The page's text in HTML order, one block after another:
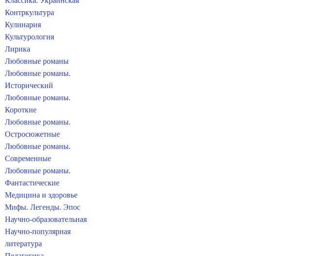
Контркультура
Кулинария
Культурология
Лирика
Любовные романы
Любовные романы.
Исторический
Любовные романы.
Короткие
Любовные романы.
Остросюжетные
Любовные романы.
Современные
Любовные романы.
Фантастические
Медицина и здоровье
Мифы. Легенды. Эпос
Научно-образовательная
Научно-популярная
литература